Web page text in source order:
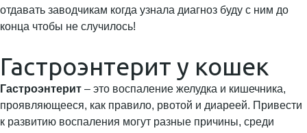
отдавать заводчикам когда узнала диагноз буду с ним до
конца чтобы не случилось!
Гастроэнтерит у кошек
Гастроэнтерит – это воспаление желудка и кишечника,
проявляющееся, как правило, рвотой и диареей. Привести
к развитию воспаления могут разные причины, среди